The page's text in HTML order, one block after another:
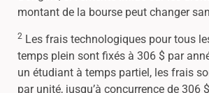
montant de la bourse peut changer
2 Les frais technologiques pour tous
temps plein sont fixés à 306 $ par
un étudiant à temps partiel, les frais
par unité, jusqu’à concurrence de 306